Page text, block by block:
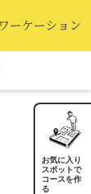
ーケーション
お気に入り
スポットで
コースを作
る